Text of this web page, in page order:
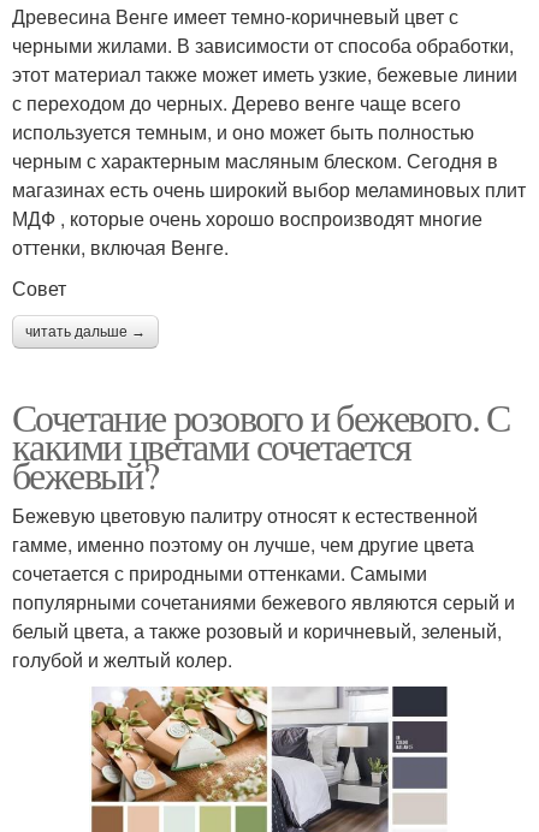
Древесина Венге имеет темно-коричневый цвет с
черными жилами. В зависимости от способа обработки,
этот материал также может иметь узкие, бежевые линии
с переходом до черных. Дерево венге чаще всего
используется темным, и оно может быть полностью
черным с характерным масляным блеском. Сегодня в
магазинах есть очень широкий выбор меламиновых плит
МДФ , которые очень хорошо воспроизводят многие
оттенки, включая Венге.
Совет
читать дальше →
Сочетание розового и бежевого. С
какими цветами сочетается
бежевый?
Бежевую цветовую палитру относят к естественной
гамме, именно поэтому он лучше, чем другие цвета
сочетается с природными оттенками. Самыми
популярными сочетаниями бежевого являются серый и
белый цвета, а также розовый и коричневый, зеленый,
голубой и желтый колер.